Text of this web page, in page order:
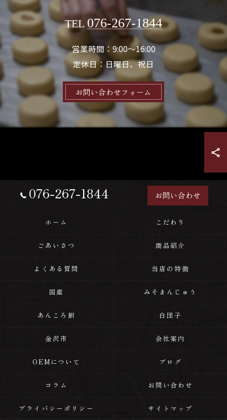
TEL 076-267-1844
営業時間：9:00～16:00
定休日：日曜日、祝日
お問い合わせフォーム
076-267-1844 お問い合わせ
ホーム こだわり
ごあいさつ 商品紹介
よくある質問 当店の特徴
国産 みそまんじゅう
あんころ餅 白団子
金沢市 会社案内
OEMについて ブログ
コラム お問い合わせ
プライバシーポリシー サイトマップ